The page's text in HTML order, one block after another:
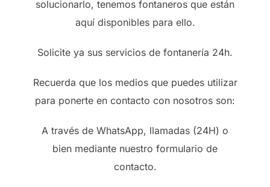
solucionarlo, tenemos fontaneros que están
aquí disponibles para ello.
Solicite ya sus servicios de fontanería 24h.
Recuerda que los medios que puedes utilizar
para ponerte en contacto con nosotros son:
A través de WhatsApp, llamadas (24H) o
bien mediante nuestro formulario de
contacto.